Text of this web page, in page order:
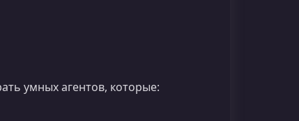
умных агентов, которые: